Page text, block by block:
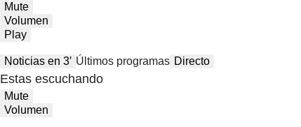
Mute
Volumen
Play
Noticias en 3′ Últimos programas Directo
Estas escuchando
Mute
Volumen